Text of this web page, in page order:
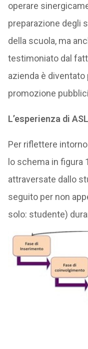
operare
preparazione degli
della scuola, ma
testimoniato dal
azienda è
promozione
L’esperienza di ASL
Per riflettere
lo schema in
attraversate dallo
seguito per non
solo: studente)